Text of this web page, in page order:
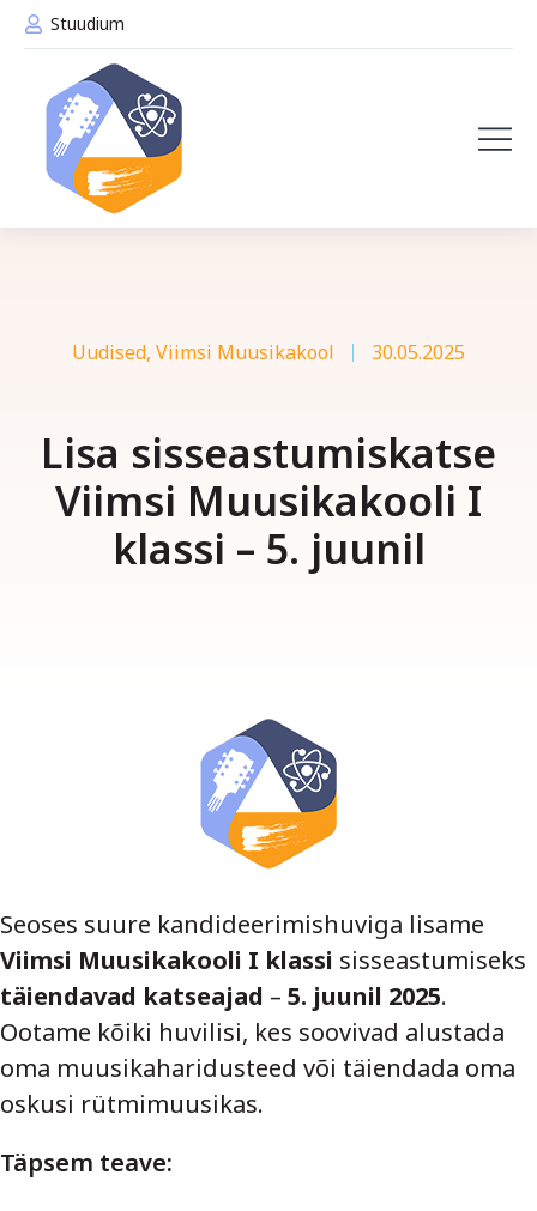
Stuudium
Uudised, Viimsi Muusikakool 30.05.2025
Lisa sisseastumiskatse
Viimsi Muusikakooli I
klassi – 5. juunil
Seoses suure kandideerimishuviga lisame
Viimsi Muusikakooli I klassi sisseastumiseks
täiendavad katseajad – 5. juunil 2025.
Ootame kõiki huvilisi, kes soovivad alustada
oma muusikaharidusteed või täiendada oma
oskusi rütmimuusikas.
Täpsem teave: